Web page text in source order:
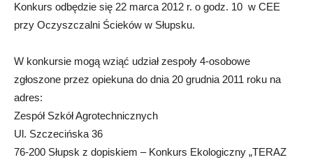
Konkurs odbędzie się 22 marca 2012 r. o godz. 10 w CEE
przy Oczyszczalni Ścieków w Słupsku.
W konkursie mogą wziąć udział zespoły 4-osobowe
zgłoszone przez opiekuna do dnia 20 grudnia 2011 roku na
adres:
Zespół Szkół Agrotechnicznych
Ul. Szczecińska 36
76-200 Słupsk z dopiskiem – Konkurs Ekologiczny „TERAZ